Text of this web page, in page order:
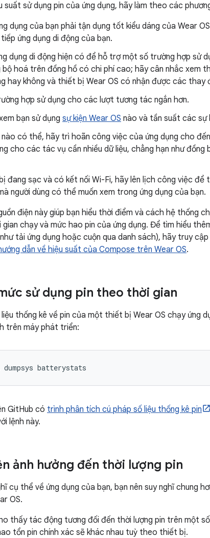
suất sử dụng pin của ứng dụng, hãy làm theo các
dụng của bạn phải tận dụng tốt kiểu dáng của Wear
ứng dụng di động của bạn.
dụng di động hiện có để hỗ trợ một số trường hợp sử
bộ hoá trên đồng hồ có chi phí cao; hãy cân nhắc xem
hay không và thiết bị Wear OS có nhận được các thay
hợp sử dụng cho các lượt tương tác ngắn hơn.
bạn sử dụng sự kiện Wear OS nào và tần suất các sự
có thể, hãy trì hoãn công việc của ứng dụng cho
cho các tác vụ cần nhiều dữ liệu, chẳng hạn như đồng
đang sạc và có kết nối Wi-Fi, hãy lên lịch công việc để
người dùng có thể muốn xem trong ứng dụng của bạn.
điện này giúp bạn hiểu thời điểm và cách hệ thống
gian chạy và mức hao pin của ứng dụng. Để tìm hiểu
tải ứng dụng hoặc cuộn qua danh sách), hãy truy
dẫn về hiệu suất của Compose trên Wear OS.
sử dụng pin theo thời gian
thống kê về pin của một thiết bị Wear OS chạy ứng
trên máy phát triển:
dumpsys
GitHub có trình phân tích cú pháp số liệu thống kê pin
lệnh này.
ảnh hưởng đến thời lượng pin
cụ thể về ứng dụng của bạn, bạn nên suy nghĩ chung
OS.
thấy tác động tương đối đến thời lượng pin trên một
tổn pin chính xác sẽ khác nhau tuỳ theo thiết bị.